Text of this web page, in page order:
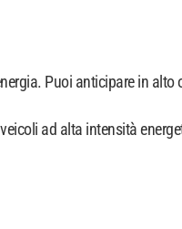
Puoi anticipare in alto
ad alta intensità